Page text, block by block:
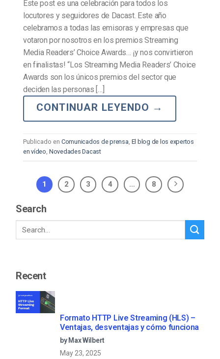
Este post es una celebración para todos los
locutores y seguidores de Dacast. Este año
celebramos a todas las emisoras y empresas que
votaron por nosotros en los premios Streaming
Media Readers’ Choice Awards… ¡y nos convirtieron
en finalistas! “Los Streaming Media Readers’ Choice
Awards son los únicos premios del sector que
deciden las personas […]
CONTINUAR LEYENDO →
Publicado en Comunicados de prensa, El blog de los expertos
en vídeo, Novedades Dacast
1 2 3 4 … 8
Search
Recent
Formato HTTP Live Streaming (HLS) –
Ventajas, desventajas y cómo funciona
by Max Wilbert
May 23, 2025